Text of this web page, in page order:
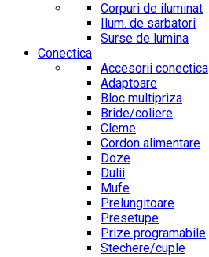
Corpuri de iluminat
Ilum. de sarbatori
Surse de lumina
Conectica
Accesorii conectica
Adaptoare
Bloc multipriza
Bride/coliere
Cleme
Cordon alimentare
Doze
Dulii
Mufe
Prelungitoare
Presetupe
Prize programabile
Stechere/cuple